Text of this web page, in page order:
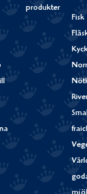
produkter
Fisk